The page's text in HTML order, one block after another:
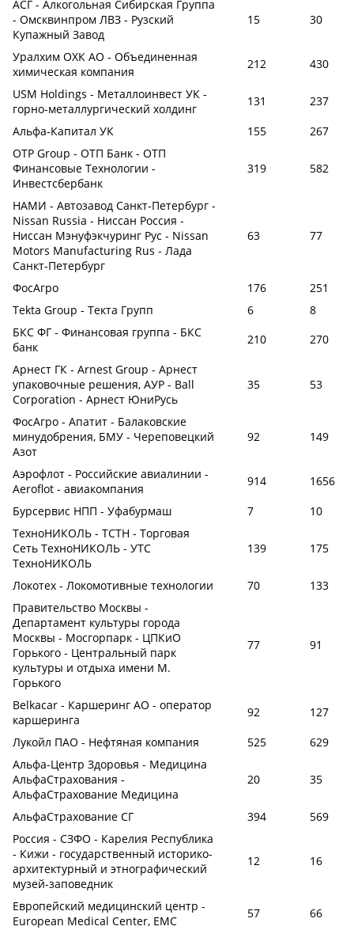
АСГ - Алкогольная Сибирская Группа
- Омсквинпром ЛВЗ - Рузский
Купажный Завод
15 30
Уралхим ОХК АО - Объединенная
химическая компания
212
430
USM Holdings - Металлоинвест УК -
горно-металлургический холдинг
131
237
Альфа-Капитал УК
155
267
OTP Group - ОТП Банк - ОТП
Финансовые Технологии -
Инвестсбербанк
319 582
НАМИ - Автозавод Санкт-Петербург -
Nissan Russia - Ниссан Россия -
Ниссан Мэнуфэкчуринг Рус - Nissan
Motors Manufacturing Rus - Лада
Санкт-Петербург
63 77
ФосАгро 176
251
Tekta Group - Текта Групп
6
8
БКС ФГ - Финансовая группа - БКС
банк
210
270
Арнест ГК - Arnest Group - Арнест
упаковочные решения, АУР - Ball
Corporation - Арнест ЮниРусь
35 53
ФосАгро - Апатит - Балаковские
минудобрения, БМУ - Череповецкий
Азот
92 149
Аэрофлот - Российские авиалинии -
Aeroflot - авиакомпания
914
1656
Бурсервис НПП - Уфабурмаш
7
10
ТехноНИКОЛЬ - ТСТН - Торговая
Сеть ТехноНИКОЛЬ - УТС
ТехноНИКОЛЬ
139 175
Локотех - Локомотивные технологии 70
133
Правительство Москвы -
Департамент культуры города
Москвы - Мосгорпарк - ЦПКиО
Горького - Центральный парк
культуры и отдыха имени М.
Горького
77 91
Belkacar - Каршеринг АО - оператор
каршеринга
92
127
Лукойл ПАО - Нефтяная компания
525
629
Альфа-Центр Здоровья - Медицина
АльфаСтрахования -
АльфаСтрахование Медицина
20 35
АльфаСтрахование СГ 394
569
Россия - СЗФО - Карелия Республика
- Кижи - государственный историко-
архитектурный и этнографический
музей-заповедник
12 16
Европейский медицинский центр -
European Medical Center, EMC
57
66